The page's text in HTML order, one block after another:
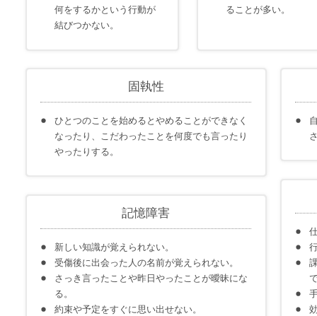
何をするかという行動が
結びつかない。
ることが多い。
固執性
ひとつのことを始めるとやめることができなく
なったり、こだわったことを何度でも言ったり
やったりする。
記憶障害
新しい知識が覚えられない。
受傷後に出会った人の名前が覚えられない。
さっき言ったことや昨日やったことが曖昧にな
る。
約束や予定をすぐに思い出せない。